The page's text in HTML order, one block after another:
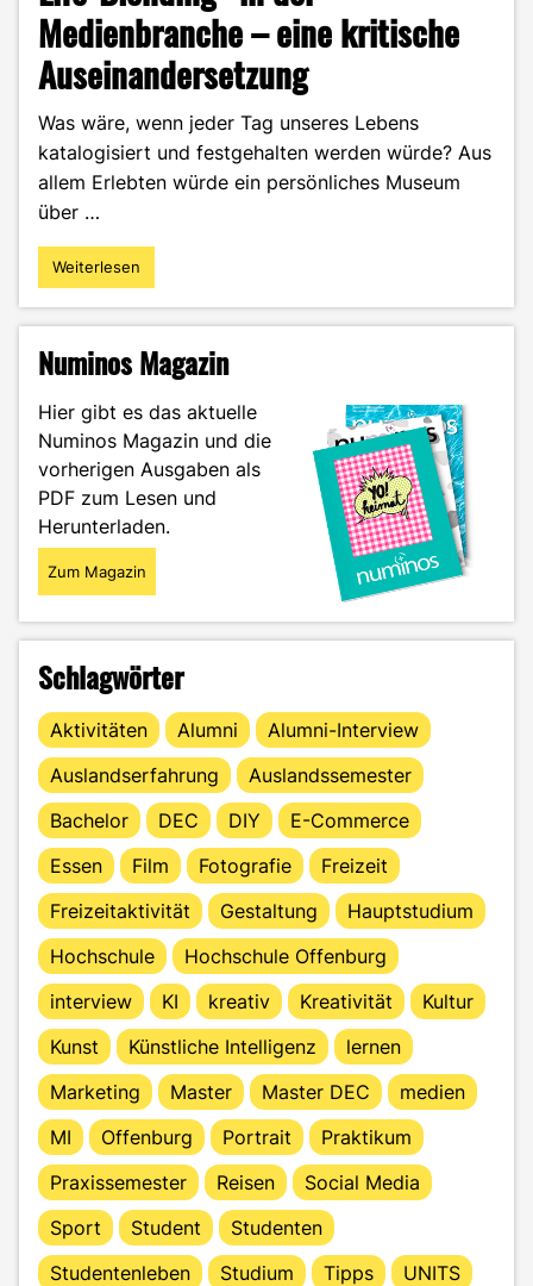
Medienbranche – eine kritische
Auseinandersetzung
Was wäre, wenn jeder Tag unseres Lebens
katalogisiert und festgehalten werden würde? Aus
allem Erlebten würde ein persönliches Museum
über …
"„Work-
Life-
„Work-
Blending“
in
der
Medienbranche
–
eine
kritische
Auseinandersetzung"
Weiterlesen
Numinos Magazin
Hier gibt es das aktuelle
Numinos Magazin und die
vorherigen Ausgaben als
PDF zum Lesen und
Herunterladen.
Zum Magazin
Schlagwörter
Aktivitäten Alumni
Alumni-Interview
Auslandserfahrung
Auslandssemester
Bachelor
DEC DIY
E-Commerce
Essen
Film Fotografie
Freizeit
Freizeitaktivität
Gestaltung
Hauptstudium
Hochschule
Hochschule Offenburg
interview
KI kreativ Kreativität
Kultur
Kunst
Künstliche Intelligenz
lernen
Marketing
Master Master DEC
medien
MI
Offenburg Portrait
Praktikum
Praxissemester
Reisen
Social Media
Sport
Student
Studenten
Studentenleben
Studium Tipps UNITS